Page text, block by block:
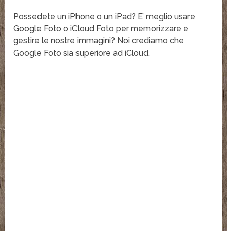
Possedete un iPhone o un iPad? E’ meglio usare
Google Foto o iCloud Foto per memorizzare e
gestire le nostre immagini? Noi crediamo che
Google Foto sia superiore ad iCloud.